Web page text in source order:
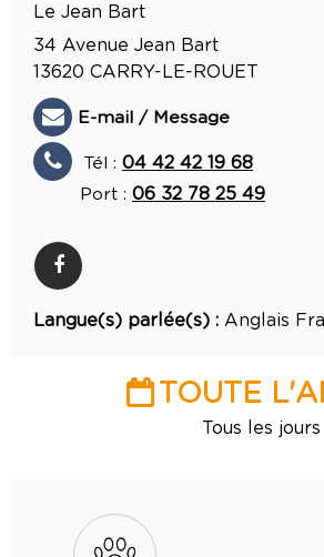
Le Jean Bart
34 Avenue Jean Bart
13620 CARRY-LE-ROUET
E-mail / Message
Tél : 04 42 42 19 68
Port : 06 32 78 25 49
Langue(s) parlée(s) : Anglais
TOUTE
Tous les jours